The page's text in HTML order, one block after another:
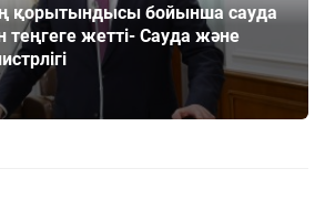
бойынша сауда
теңгеге жетті- Сауда және